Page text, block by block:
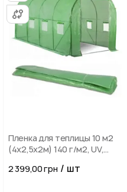
Пленка для теплицы 10 м2
(4х2,5х2м) 140 г/м2, UV,
морозостойкая, Зеленая
2 399,00 грн / шт